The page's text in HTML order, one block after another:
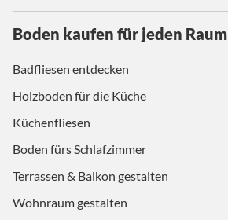
Boden kaufen für jeden Raum
Badfliesen entdecken
Holzboden für die Küche
Küchenfliesen
Boden fürs Schlafzimmer
Terrassen & Balkon gestalten
Wohnraum gestalten